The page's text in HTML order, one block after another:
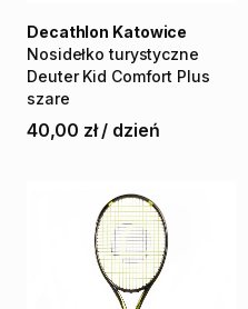
Nosidełko turystyczne
Deuter Kid Comfort Plus
szare
Decathlon Katowice
40,00 zł / dzień